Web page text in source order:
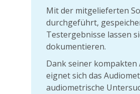
Mit der mitgelieferten
durchgeführt,
Testergebnisse lassen
dokumentieren.
Dank seiner
eignet sich das
audiometrische